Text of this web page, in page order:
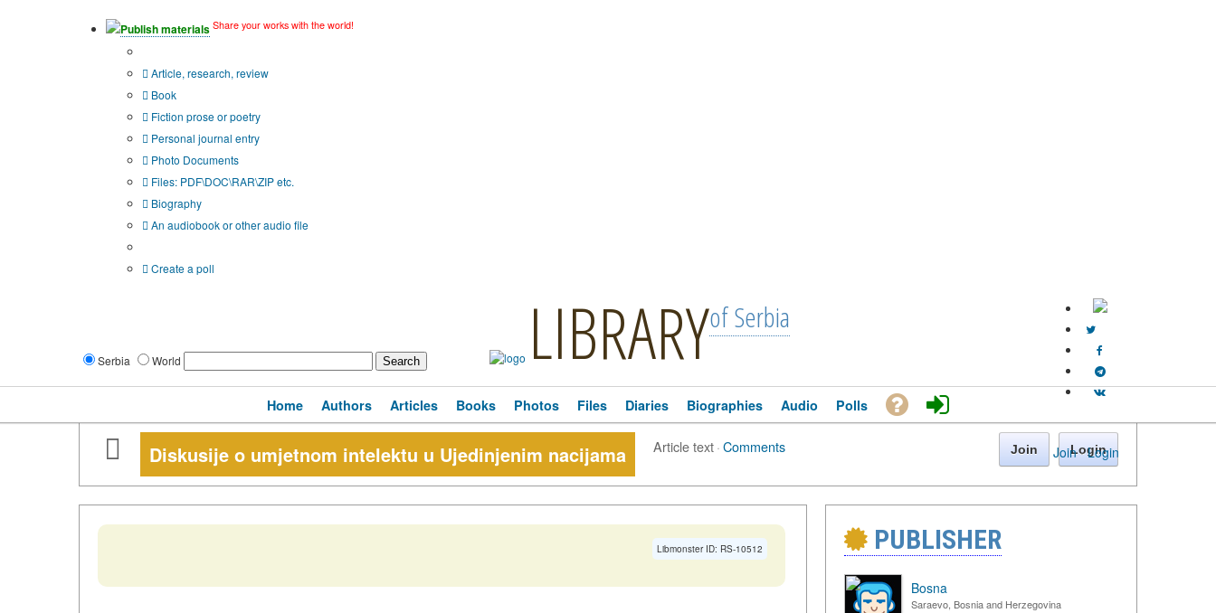
Publish materials Share your works with the world!
Article, research, review
Book
Fiction prose or poetry
Personal journal entry
Photo Documents
Files: PDF\DOC\RAR\ZIP etc.
Biography
An audiobook or other audio file
Create a poll
Serbia World LIBRARYof Serbia
Join · Login
Home Authors Articles Books Photos Files Diaries Biographies Audio Polls
Diskusije o umjetnom intelektu u Ujedinjenim nacijama Article text·Comments Join Login
Libmonster ID: RS-10512 PUBLISHER
Bosna
Saraevo, Bosnia and Herzegovina